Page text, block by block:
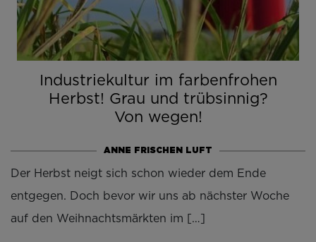
Industriekultur im farbenfrohen
Herbst! Grau und trübsinnig?
Von wegen!
ANNE FRISCHEN LUFT
Der Herbst neigt sich schon wieder dem Ende
entgegen. Doch bevor wir uns ab nächster Woche
auf den Weihnachtsmärkten im […]